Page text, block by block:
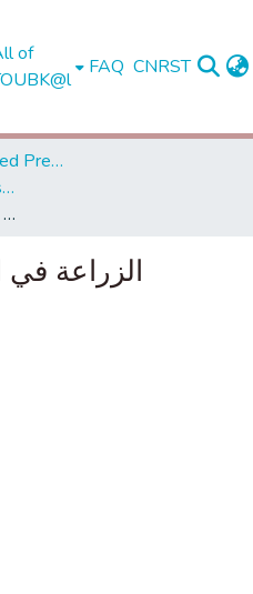
of
FAQ CNRST
Université Mohammed Premier - Oujda
Faculté des Lettres et des Sciences Humaines - Oujda
الزراعة في الأندلس خلال القرن الخامس الهجري
الزراعة في